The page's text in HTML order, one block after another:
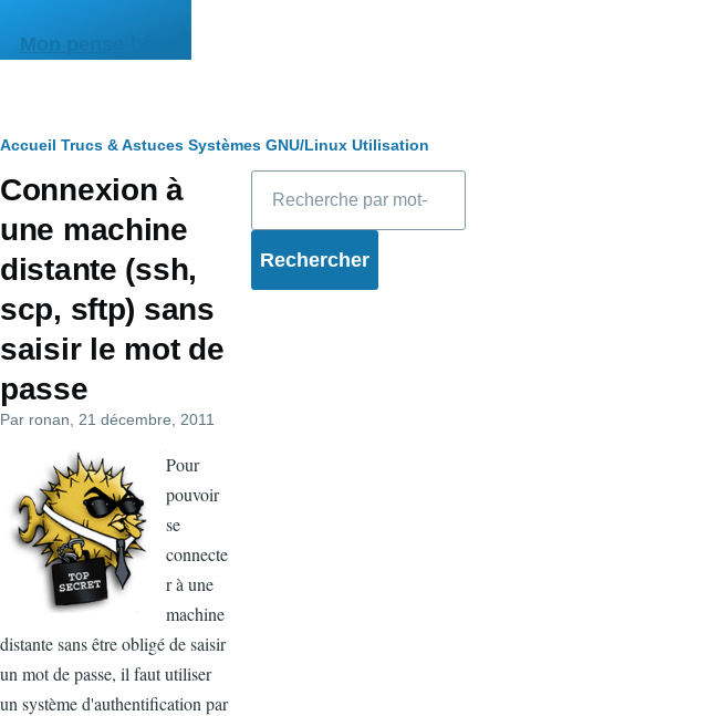
Mon pense-bête
Fil
d'Ariane
Accueil Trucs & Astuces Systèmes GNU/Linux Utilisation
Connexion à
une machine
distante (ssh,
scp, sftp) sans
saisir le mot de
passe
Par ronan , 21 décembre, 2011
Pour
pouvoir
se
connecte
r à une
machine
distante sans être obligé de saisir
un mot de passe, il faut utiliser
un système d'authentification par